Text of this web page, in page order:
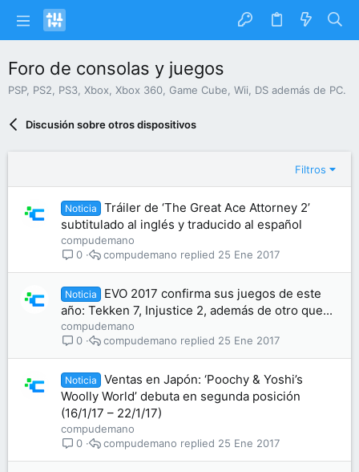
Foro de consolas y juegos
PSP, PS2, PS3, Xbox, Xbox 360, Game Cube, Wii, DS además de PC.
Discusión sobre otros dispositivos
Filtros
Noticia
Tráiler de ‘The Great Ace Attorney 2’
subtitulado al inglés y traducido al español
compudemano
0
25 Ene 2017
compudemano
Noticia
EVO 2017 confirma sus juegos de este
año: Tekken 7, Injustice 2, además de otro que...
compudemano
0
25 Ene 2017
compudemano
Noticia
Ventas en Japón: ‘Poochy & Yoshi’s
Woolly World’ debuta en segunda posición
(16/1/17 – 22/1/17)
compudemano
0
25 Ene 2017
compudemano